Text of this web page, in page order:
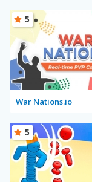
War Nations.io
5
5